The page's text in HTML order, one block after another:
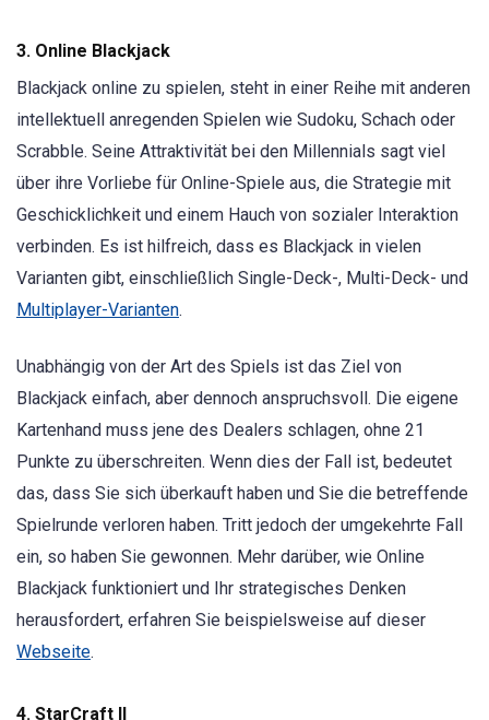
3. Online Blackjack
Blackjack online zu spielen, steht in einer Reihe mit anderen
intellektuell anregenden Spielen wie Sudoku, Schach oder
Scrabble. Seine Attraktivität bei den Millennials sagt viel
über ihre Vorliebe für Online-Spiele aus, die Strategie mit
Geschicklichkeit und einem Hauch von sozialer Interaktion
verbinden. Es ist hilfreich, dass es Blackjack in vielen
Varianten gibt, einschließlich Single-Deck-, Multi-Deck- und
Multiplayer-Varianten.
Unabhängig von der Art des Spiels ist das Ziel von
Blackjack einfach, aber dennoch anspruchsvoll. Die eigene
Kartenhand muss jene des Dealers schlagen, ohne 21
Punkte zu überschreiten. Wenn dies der Fall ist, bedeutet
das, dass Sie sich überkauft haben und Sie die betreffende
Spielrunde verloren haben. Tritt jedoch der umgekehrte Fall
ein, so haben Sie gewonnen. Mehr darüber, wie Online
Blackjack funktioniert und Ihr strategisches Denken
herausfordert, erfahren Sie beispielsweise auf dieser
Webseite.
4. StarCraft II